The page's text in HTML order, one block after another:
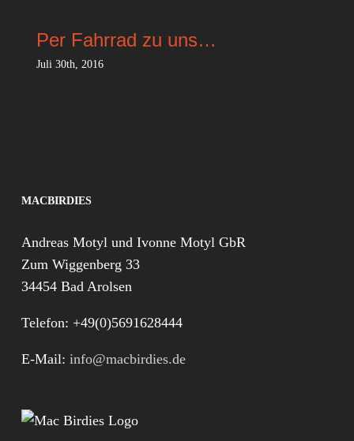
Per Fahrrad zu uns…
Juli 30th, 2016
MACBIRDIES
Andreas Motyl und Ivonne Motyl GbR
Zum Wiggenberg 33
34454 Bad Arolsen
Telefon: +49(0)5691628444
E-Mail:info@macbirdies.de